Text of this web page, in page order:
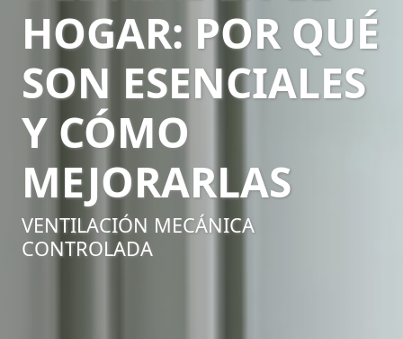
HOGAR: POR QUÉ
SON ESENCIALES
Y CÓMO
MEJORARLAS
VENTILACIÓN MECÁNICA
CONTROLADA